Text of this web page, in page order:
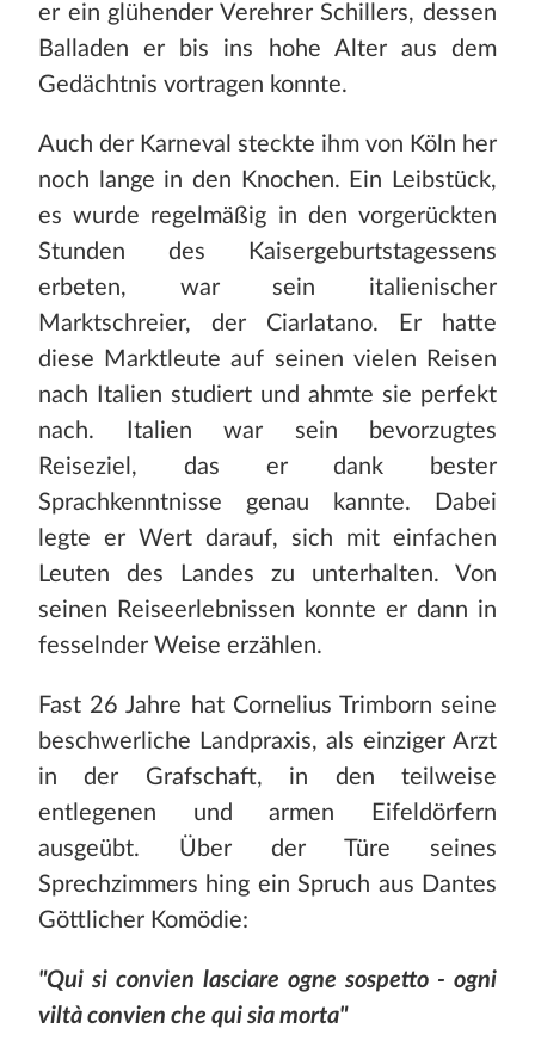
er ein glühender Verehrer Schillers, dessen
Balladen er bis ins hohe Alter aus dem
Gedächtnis vortragen konnte.
Auch der Karneval steckte ihm von Köln her
noch lange in den Knochen. Ein Leibstück,
es wurde regelmäßig in den vorgerückten
Stunden des Kaisergeburtstagessens
erbeten, war sein italienischer
Marktschreier, der Ciarlatano. Er hatte
diese Marktleute auf seinen vielen Reisen
nach Italien studiert und ahmte sie perfekt
nach. Italien war sein bevorzugtes
Reiseziel, das er dank bester
Sprachkenntnisse genau kannte. Dabei
legte er Wert darauf, sich mit einfachen
Leuten des Landes zu unterhalten. Von
seinen Reiseerlebnissen konnte er dann in
fesselnder Weise erzählen.
Fast 26 Jahre hat Cornelius Trimborn seine
beschwerliche Landpraxis, als einziger Arzt
in der Grafschaft, in den teilweise
entlegenen und armen Eifeldörfern
ausgeübt. Über der Türe seines
Sprechzimmers hing ein Spruch aus Dantes
Göttlicher Komödie:
"Qui si convien lasciare ogne sospetto - ogni
viltà convien che qui sia morta"